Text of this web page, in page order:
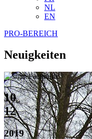
NL
EN
PRO-BEREICH
Neuigkeiten
10
12
2019